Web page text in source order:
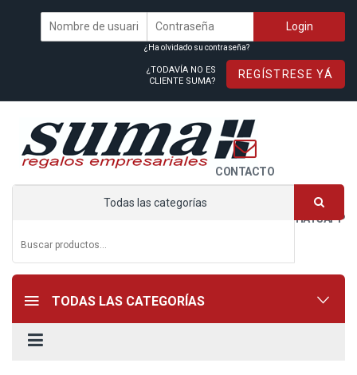
¿Ha olvidado su contraseña?
¿TODAVÍA NO ES
CLIENTE SUMA?
REGÍSTRESE YÁ
WHATSAPP
CONTACTO
Todas las categorías
TODAS LAS CATEGORÍAS